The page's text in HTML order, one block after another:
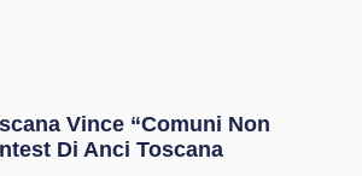
Vince “Comuni Non
Di Anci Toscana